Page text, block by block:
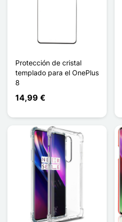
Protección de cristal
templado para el OnePlus
8
14,99 €